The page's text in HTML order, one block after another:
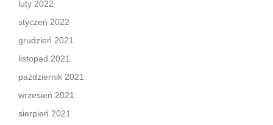
luty 2022
styczeń 2022
grudzień 2021
listopad 2021
październik 2021
wrzesień 2021
sierpień 2021